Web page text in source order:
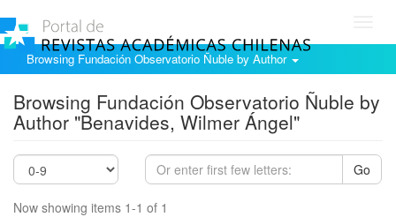
Browsing Fundación Observatorio Ñuble by Author
Browsing Fundación Observatorio Ñuble by
Author "Benavides, Wilmer Ángel"
Go
Now showing items 1-1 of 1